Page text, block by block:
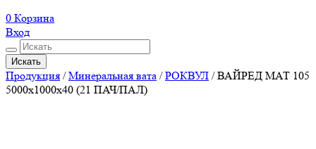
0 Корзина
Вход
Искать
Продукция /Минеральная вата /РОКВУЛ /ВАЙРЕД МАТ 105
5000х1000х40 (21 ПАЧ/ПАЛ)